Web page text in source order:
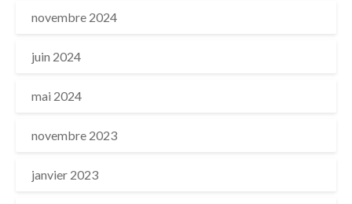
novembre 2024
juin 2024
mai 2024
novembre 2023
janvier 2023